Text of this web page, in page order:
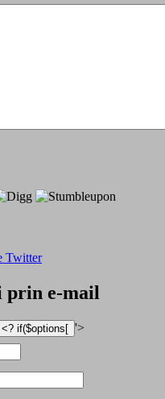
Twitter
prin e-mail
'>